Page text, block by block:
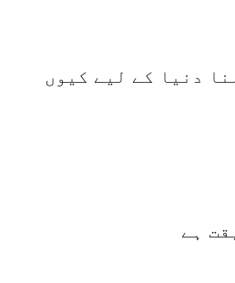
دنیا کے لیے کیوں
ہے